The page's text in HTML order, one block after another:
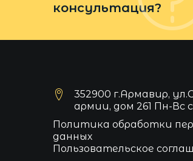
консультация?
352900 г.Армавир,
армии, дом 261 Пн-Вс
Политика обработки
данных
Пользовательское